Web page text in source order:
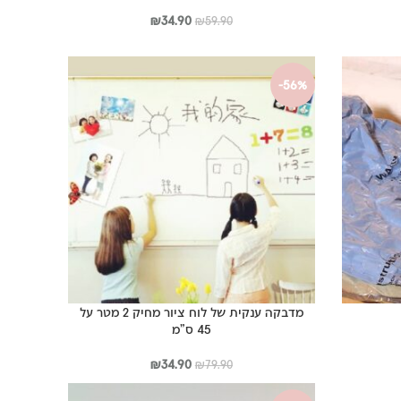
₪59.90
המחיר
היה:
₪34.90
המחיר
הוא:
-56%
מדבקה ענקית של לוח ציור מחיק 2 מטר על
45 ס”מ
₪79.90
המחיר
המקורי
₪34.90
המחיר
הנוכחי